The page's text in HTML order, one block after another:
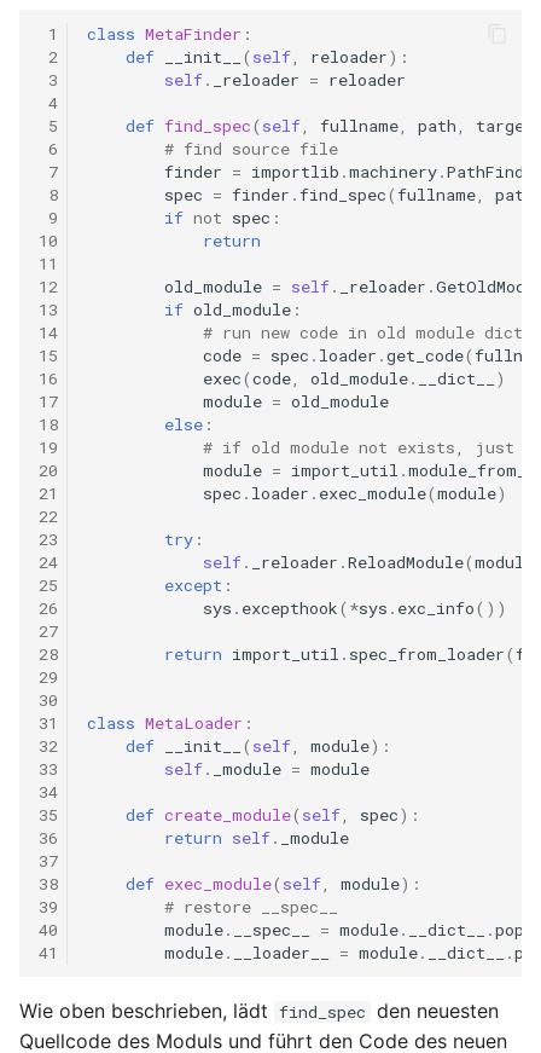
1
2
3
4
5
6
7
8
9
10
11
12
13
14
15
16
17
18
19
20
21
22
23
24
25
26
27
28
29
30
31
32
33
34
35
36
37
38
39
40
41
class MetaFinder :
def
__init__ ( self reloader):
self. _reloader = reloader
def find_spec( self fullname path target
# find source file
finder = importlib .machinery.
spec = finder .find_spec(fullname path
if not spec :
return
old_module = self. _reloader .
if old_module :
# run new code in old module dict
code = spec . loader .get_code(
exec(code old_module. __dict__
)
module = old_module
else :
# if old module not exists, just
module = import_util .
spec . loader . exec_module(module)
try :
self. _reloader .ReloadModule(module
except :
sys . excepthook( *sys . exc_info())
return import_util . spec_from_loader(
class MetaLoader :
def
__init__ ( self module):
self. _module = module
def create_module( self spec):
return self. _module
def exec_module( self module):
# restore __spec__
module. __spec__ = module. __dict__ .pop
module. __loader__ = module. __dict__ .
Wie oben beschrieben, lädt find_spec den neuesten
Quellcode des Moduls und führt den Code des neuen